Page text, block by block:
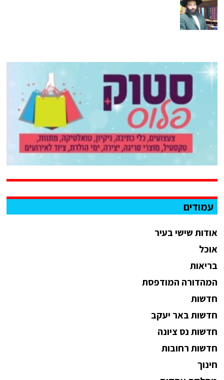
עמודים
אודות שישי בעיר
אוכל
בריאות
המהדורה המודפסת
חדשות
חדשות באר יעקב
חדשות נס ציונה
חדשות רחובות
חינוך